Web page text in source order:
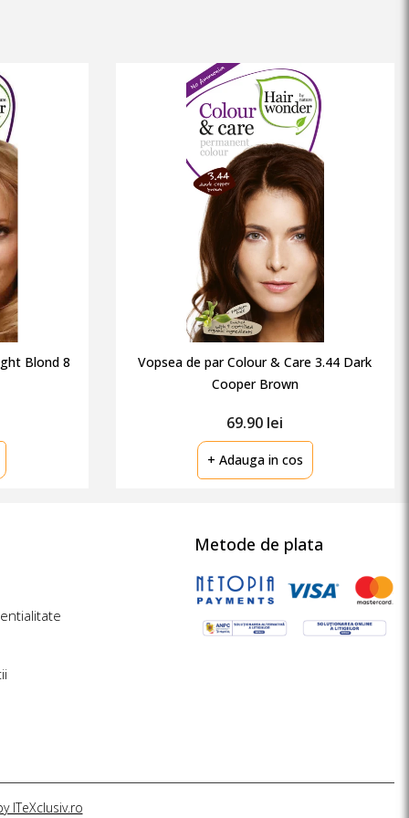
Blond 8
Vopsea de par Colour & Care 3.44 Dark
Cooper Brown
69.90 lei
+ Adauga in cos
Metode de plata
ITeXclusiv.ro